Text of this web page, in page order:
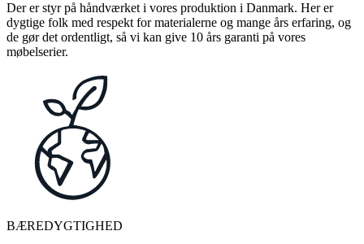
Der er styr på håndværket i vores produktion i Danmark. Her er
dygtige folk med respekt for materialerne og mange års erfaring, og
de gør det ordentligt, så vi kan give 10 års garanti på vores
møbelserier.
BÆREDYGTIGHED